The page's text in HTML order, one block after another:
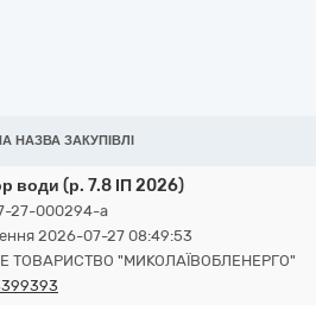
НАЗВА ЗАКУПІВЛІ
води (р. 7.8 ІП 2026)
27-000294-a
2026-07-27 08:49:53
ТОВАРИСТВО "МИКОЛАЇВОБЛЕНЕРГО"